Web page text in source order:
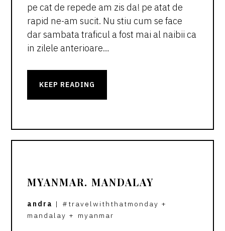
pe cat de repede am zis da! pe atat de
rapid ne-am sucit. Nu stiu cum se face
dar sambata traficul a fost mai al naibii ca
in zilele anterioare…
KEEP READING
MYANMAR. MANDALAY
andra | #travelwiththatmonday +
mandalay + myanmar